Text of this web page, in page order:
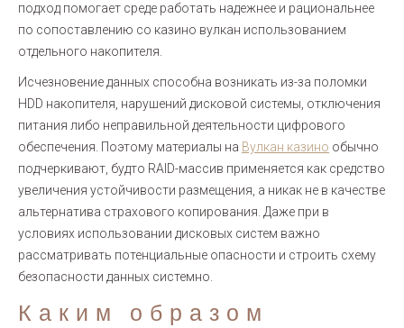
подход помогает среде работать надежнее и рациональнее
по сопоставлению со казино вулкан использованием
отдельного накопителя.
Исчезновение данных способна возникать из-за поломки
HDD накопителя, нарушений дисковой системы, отключения
питания либо неправильной деятельности цифрового
обеспечения. Поэтому материалы на Вулкан казино обычно
подчеркивают, будто RAID-массив применяется как средство
увеличения устойчивости размещения, а никак не в качестве
альтернатива страхового копирования. Даже при в
условиях использовании дисковых систем важно
рассматривать потенциальные опасности и строить схему
безопасности данных системно.
Каким образом